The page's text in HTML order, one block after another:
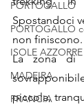
PORTOGALLO
PORTOGALLO
ISOLE AZZORRE
MADEIRA
FRANCIA
Spostandoci
non finiscono.
La zona di
piccola,